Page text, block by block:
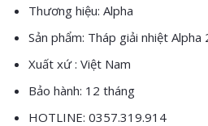
Thương hiệu: Alpha
Sản phẩm: Tháp giải nhiệt Alpha
Xuất xứ : Việt Nam
Bảo hành: 12 tháng
HOTLINE: 0357.319.914